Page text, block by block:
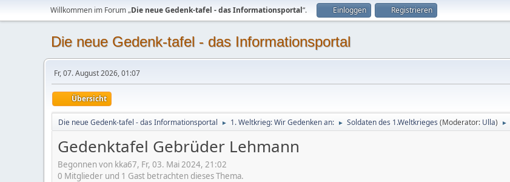
Willkommen im Forum „Die neue Gedenk-tafel - das Informationsportal“. Einloggen Registrieren
Die neue Gedenk-tafel - das Informationsportal
Fr, 07. August 2026, 01:07
Übersicht
Die neue Gedenk-tafel - das Informationsportal ► 1. Weltkrieg: Wir Gedenken an: ► Soldaten des 1.Weltkrieges (Moderator: Ulla) ►
Gedenktafel Gebrüder Lehmann
Begonnen von kka67, Fr, 03. Mai 2024, 21:02
0 Mitglieder und 1 Gast betrachten dieses Thema.